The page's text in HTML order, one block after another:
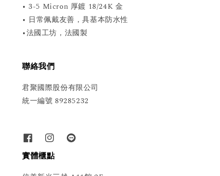
• 3-5 Micron 厚鍍 18/24K 金
• 日常佩戴友善，具基本防水性
•法國工坊，法國製
聯絡我們
君聚國際股份有限公司
統一編號 89285232
實體櫃點